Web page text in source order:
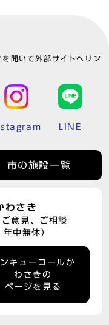
開いて外部サイトへリン
LINE
市の施設一覧
わさき
意見、ご相談
中無休）
キューコールか
わさきの
ページを見る